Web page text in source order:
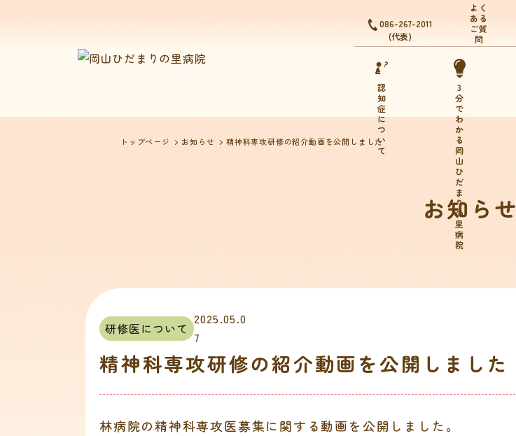
086-267-2011
(代表)
認
知
症
に
つ
い
て
3
分
で
わ
か
る
岡
山
ひ
だ
ま
り
の
里
病
院
よく
ある
ご質
問
トップページ お知らせ 精神科専攻研修の紹介動画を公開しました
お知らせ
研修医について
2025.05.0
7
精神科専攻研修の紹介動画を公開しました
林病院の精神科専攻医募集に関する動画を公開しました。